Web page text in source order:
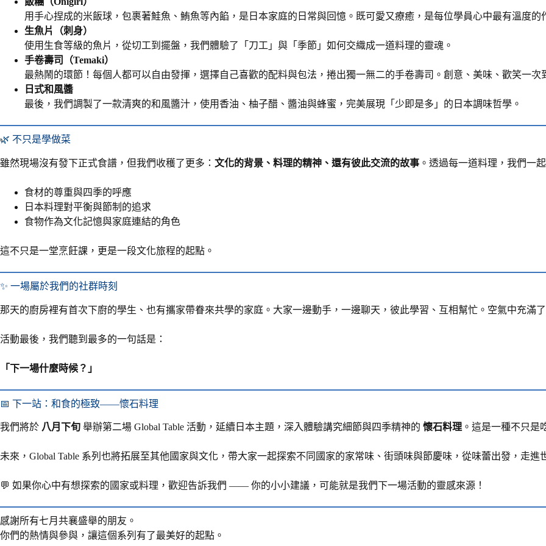
用手心捏成的米飯球，包裹著鮭魚、鮪魚等內餡，是日本家庭的日常與回憶。既可愛又療癒，是每位學員心中最有溫度的
生魚片（刺身）
使用生食等級的魚片，從切工到擺盤，我們體驗了「刀工」與「季節」如何交織成一道料理的靈魂。
手卷壽司（Temaki）
最熱鬧的環節！每個人都可以自由發揮，選擇自己喜歡的配料與包法，捲出獨一無二的手卷壽司。創意、美味、歡笑一次
日式和風醬
最後，我們調製了一款清爽的和風醬汁，使用香油、柚子醋、醬油與蜂蜜，完美展現「少即是多」的日本調味哲學。
🌿 不只是學做菜
雖然現場沒有發下正式食譜，但我們收穫了更多： 文化的背景、料理的精神、還有彼此交流的故事 。透過每一道料理，我們一起
食材的尊重與四季的呼應
日本料理對平衡與節制的追求
食物作為文化記憶與家庭連結的角色
這不只是一堂烹飪課，更是一段文化旅程的起點。
✨ 一場屬於我們的社群時刻
那天的廚房裡有首次下廚的學生、也有攜家帶眷來共學的家庭。大家一邊動手，一邊聊天，彼此學習、互相幫忙。空氣中充滿
活動最後，我們聽到最多的一句話是：
「下一場什麼時候？」
📅 下一站：和食的極致——懷石料理
我們將於 八月下旬 舉辦第二場 Global Table 活動，延續日本主題，深入體驗講究細節與四季精神的 懷石料理 。這是一種不只是
未來，Global Table 系列也將拓展至其他國家與文化，帶大家一起探索不同國家的家常味、街頭味與節慶味，從味蕾出發，走進
💬 如果你心中有想探索的國家或料理，歡迎告訴我們 —— 你的小小建議，可能就是我們下一場活動的靈感來源！
感謝所有七月共襄盛舉的朋友。
你們的熱情與參與，讓這個系列有了最美好的起點。